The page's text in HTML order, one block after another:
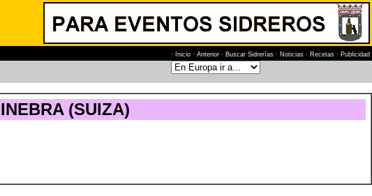
· Inicio · Anterior · Buscar Sidrerías · Noticias · Recetas · Publicidad
(SUIZA)